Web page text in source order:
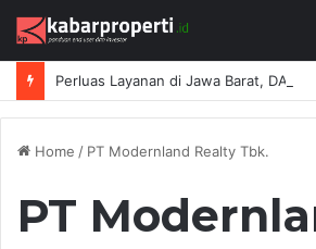
Home / PT Modernland Realty Tbk.
PT